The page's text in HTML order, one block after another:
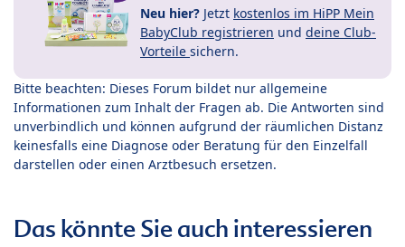
Neu hier? Jetzt kostenlos im HiPP Mein
BabyClub registrieren und deine Club-
Vorteile sichern.
Bitte beachten: Dieses Forum bildet nur allgemeine
Informationen zum Inhalt der Fragen ab. Die Antworten sind
unverbindlich und können aufgrund der räumlichen Distanz
keinesfalls eine Diagnose oder Beratung für den Einzelfall
darstellen oder einen Arztbesuch ersetzen.
Das könnte Sie auch interessieren